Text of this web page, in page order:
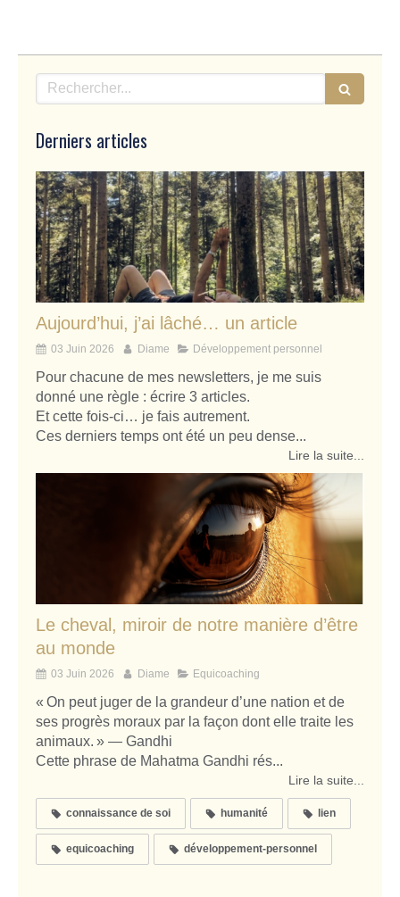
Rechercher
Derniers articles
Aujourd’hui, j’ai lâché… un article
03 Juin 2026 Diame Développement personnel
Pour chacune de mes newsletters, je me suis
donné une règle : écrire 3 articles.
Et cette fois-ci… je fais autrement.
Ces derniers temps ont été un peu dense...
Lire la suite...
Le cheval, miroir de notre manière d’être
au monde
03 Juin 2026 Diame Equicoaching
« On peut juger de la grandeur d’une nation et de
ses progrès moraux par la façon dont elle traite les
animaux. » — Gandhi
Cette phrase de Mahatma Gandhi rés...
Lire la suite...
connaissance de soi humanité lien
equicoaching développement-personnel